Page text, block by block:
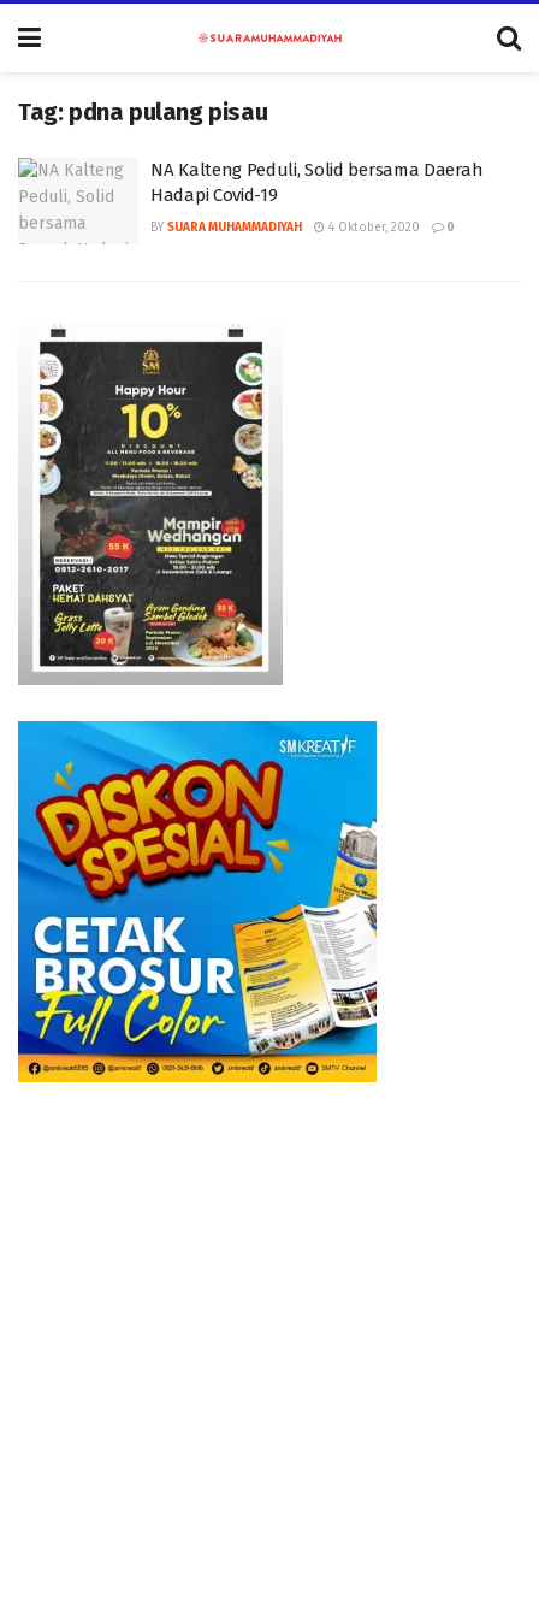
Tag: pdna pulang pisau
NA Kalteng Peduli, Solid bersama Daerah
Hadapi Covid-19
BY SUARA MUHAMMADIYAH 4 Oktober, 2020 0